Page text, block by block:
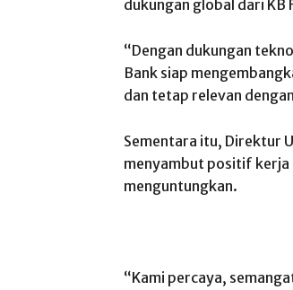
dukungan global dari KB
“Dengan dukungan
Bank siap
dan tetap relevan
Sementara itu, Direktur
menyambut positif kerja
menguntungkan.
“Kami percaya,